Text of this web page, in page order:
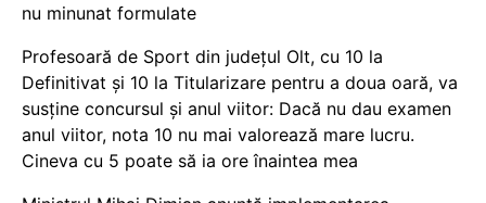
nu minunat formulate
Profesoară de Sport din județul Olt, cu 10 la
Definitivat și 10 la Titularizare pentru a doua oară, va
susține concursul și anul viitor: Dacă nu dau examen
anul viitor, nota 10 nu mai valorează mare lucru.
Cineva cu 5 poate să ia ore înaintea mea